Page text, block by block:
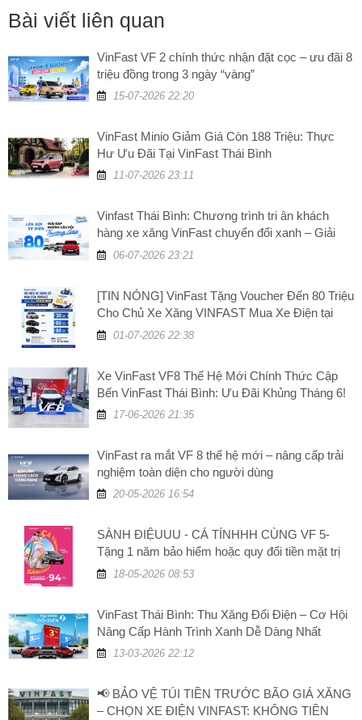
Bài viết liên quan
VinFast VF 2 chính thức nhận đặt cọc – ưu đãi 8
triệu đồng trong 3 ngày “vàng”
15-07-2026 22:20
VinFast Minio Giảm Giá Còn 188 Triệu: Thực
Hư Ưu Đãi Tại VinFast Thái Bình
11-07-2026 23:11
Vinfast Thái Bình: Chương trình tri ân khách
hàng xe xăng VinFast chuyển đổi xanh – Giải
đáp những câu hỏi thường gặp
06-07-2026 23:21
[TIN NÓNG] VinFast Tặng Voucher Đến 80 Triệu
Cho Chủ Xe Xăng VINFAST Mua Xe Điện tại
VinFast Thái Bình
01-07-2026 22:38
Xe VinFast VF8 Thế Hệ Mới Chính Thức Cập
Bến VinFast Thái Bình: Ưu Đãi Khủng Tháng 6!
17-06-2026 21:35
VinFast ra mắt VF 8 thế hệ mới – nâng cấp trải
nghiệm toàn diện cho người dùng
20-05-2026 16:54
SÀNH ĐIỆUUU - CÁ TÍNHHH CÙNG VF 5-
Tặng 1 năm bảo hiểm hoặc quy đổi tiền mặt trị
giá 5 triệu đồng
18-05-2026 08:53
VinFast Thái Bình: Thu Xăng Đổi Điện – Cơ Hội
Nâng Cấp Hành Trình Xanh Dễ Dàng Nhất
13-03-2026 22:12
📢 BẢO VỆ TÚI TIỀN TRƯỚC BÃO GIÁ XĂNG
– CHỌN XE ĐIỆN VINFAST: KHÔNG TIỀN